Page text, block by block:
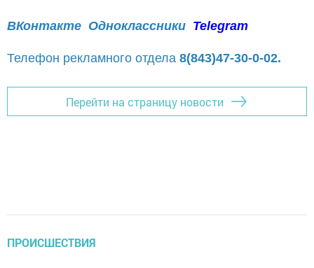
ВКонтакте Одноклассники Telegram
Телефон рекламного отдела 8(843)47-30-0-02.
Перейти на страницу новости
ПРОИСШЕСТВИЯ